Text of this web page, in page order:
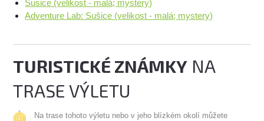
Susice (velikost - malá; mystery)
Adventure Lab: Sušice (velikost - malá; mystery)
TURISTICKÉ ZNÁMKY NA
TRASE VÝLETU
Na trase tohoto výletu nebo v jeho blízkém okolí můžete